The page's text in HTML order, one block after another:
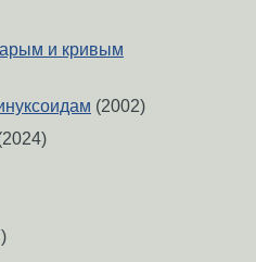
и кривым
(2002)